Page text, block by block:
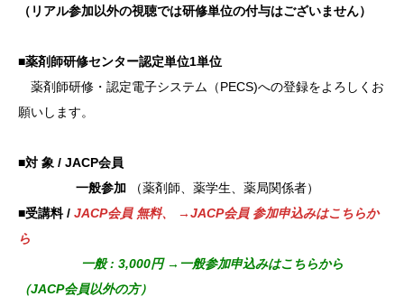
（リアル参加以外の視聴では研修単位の付与はございません）
■薬剤師研修センター認定単位1単位
薬剤師研修・認定電子システム（PECS)への登録をよろ しくお
願いします。
■対 象 / JACP会員
一般参加
（薬剤師、薬学生、薬局関係者）
■受講料 / JACP会員 無料、 →JACP会員 参加申込みはこちらか
ら
一般 : 3,000円 →一般参加申込みはこちらから
（JACP会員以外の方）